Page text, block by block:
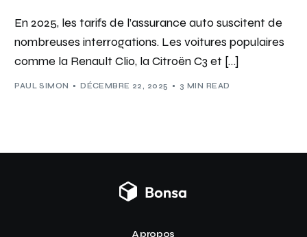
En 2025, les tarifs de l’assurance auto suscitent de
nombreuses interrogations. Les voitures populaires
comme la Renault Clio, la Citroën C3 et […]
PAUL SIMON DÉCEMBRE 22, 2025 3 MIN READ
A propos